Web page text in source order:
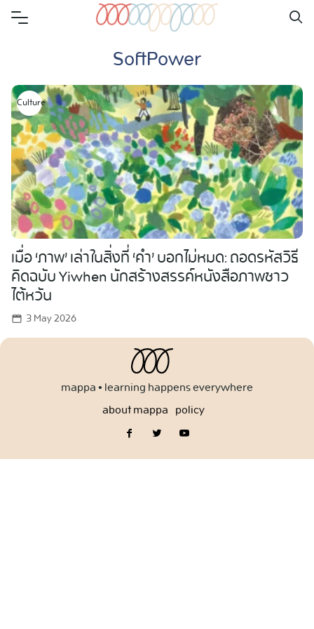
Skip
SoftPower
Culture
เมื่อ ‘ภาพ’ เล่าในสิ่งที่ ‘คำ’ บอกไม่หมด: ถอดรหัสวิธี
คิดฉบับ Yiwhen นักสร้างสรรค์หนังสือภาพชาว
ไต้หวัน
3 May 2026
mappa • learning happens everywhere
about mappa policy